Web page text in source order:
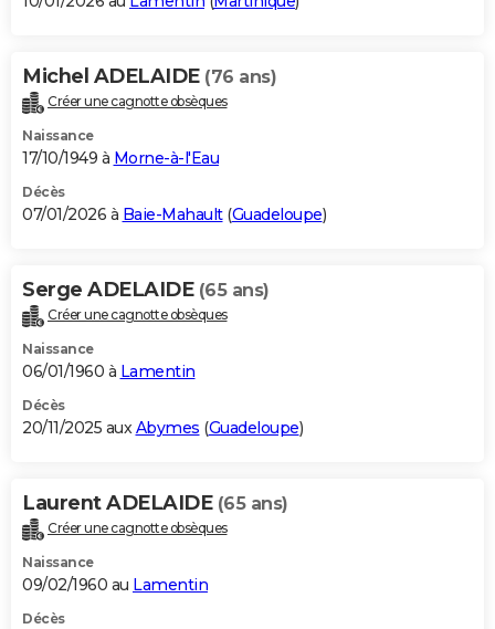
Michel ADELAIDE (76 ans)
Créer une cagnotte obsèques
Naissance
17/10/1949 à Morne-à-l'Eau
Décès
07/01/2026 à Baie-Mahault(Guadeloupe)
Serge ADELAIDE (65 ans)
Créer une cagnotte obsèques
Naissance
06/01/1960 à Lamentin
Décès
20/11/2025 auxAbymes (Guadeloupe)
Laurent ADELAIDE (65 ans)
Créer une cagnotte obsèques
Naissance
09/02/1960 au Lamentin
Décès